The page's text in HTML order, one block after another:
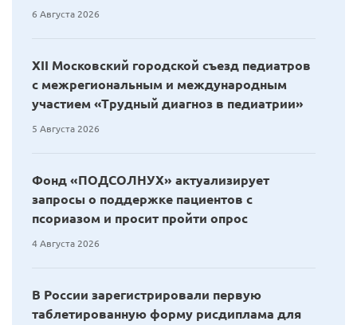
6 Августа 2026
XII Московский городской съезд педиатров
с межрегиональным и международным
участием «Трудный диагноз в педиатрии»
5 Августа 2026
Фонд «ПОДСОЛНУХ» актуализирует
запросы о поддержке пациентов с
псориазом и просит пройти опрос
4 Августа 2026
В России зарегистрировали первую
таблетированную форму рисдиплама для